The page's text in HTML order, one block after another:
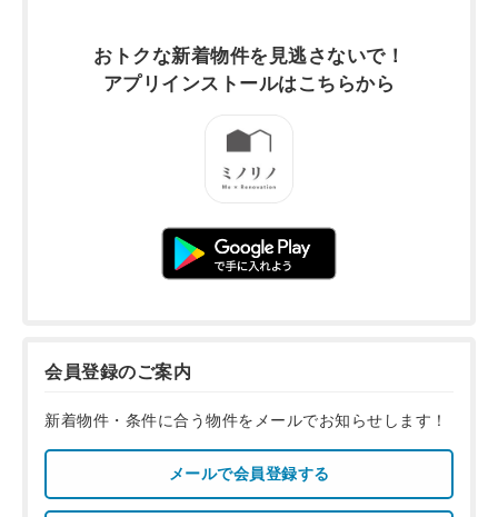
おトクな新着物件を 見逃さないで！
アプリインストールはこちらから
会員登録のご案内
新着物件・条件に合う物件をメールでお知らせします！
メールで会員登録する